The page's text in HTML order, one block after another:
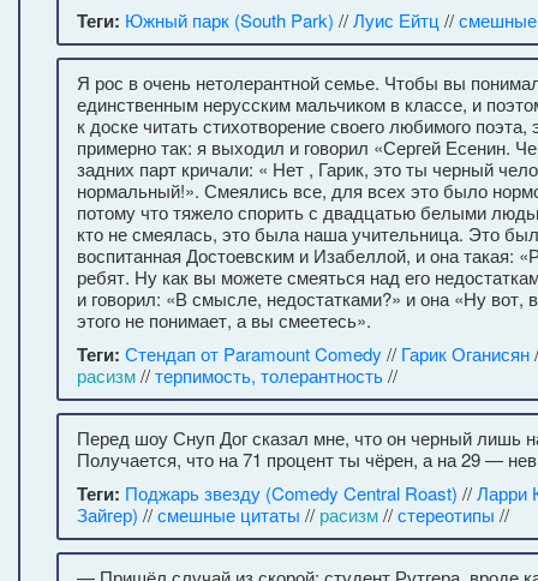
Теги: Южный парк (South Park) //Луис Ейтц //
Я рос в очень нетолерантной семье. Чтобы вы
единственным нерусским мальчиком в классе, и
к доске читать стихотворение своего любимого поэта,
примерно так: я выходил и говорил «Сергей Есенин.
задних парт кричали: « Нет , Гарик, это ты черный
нормальный!». Смеялись все, для всех это было
потому что тяжело спорить с двадцатью белыми
кто не смеялась, это была наша учительница. Это
воспитанная Достоевским и Изабеллой, и она такая:
ребят. Ну как вы можете смеяться над его
и говорил: «В смысле, недостатками?» и она «Ну вот,
этого не понимает, а вы смеетесь».
Теги: Стендап от Paramount Comedy // Гарик Оганисян
расизм//терпимость, толерантность//
Перед шоу Снуп Дог сказал мне, что он черный лишь
Получается, что на 71 процент ты чёрен, а на 29 —
Теги: Поджарь звезду (Comedy Central Roast) //Ларри
Зайгер) //смешные цитаты // расизм//стереотипы //